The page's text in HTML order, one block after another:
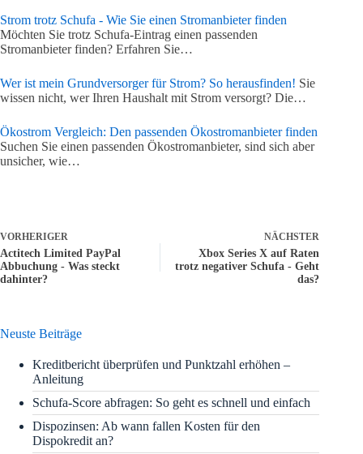
Strom trotz Schufa - Wie Sie einen Stromanbieter finden
Möchten Sie trotz Schufa-Eintrag einen passenden
Stromanbieter finden? Erfahren Sie…
Wer ist mein Grundversorger für Strom? So herausfinden! Sie
wissen nicht, wer Ihren Haushalt mit Strom versorgt? Die…
Ökostrom Vergleich: Den passenden Ökostromanbieter finden
Suchen Sie einen passenden Ökostromanbieter, sind sich aber
unsicher, wie…
VORHERIGER
Actitech Limited PayPal
Abbuchung - Was steckt
dahinter?
NÄCHSTER
Xbox Series X auf Raten
trotz negativer Schufa - Geht
das?
Neuste Beiträge
Kreditbericht überprüfen und Punktzahl erhöhen –
Anleitung
Schufa-Score abfragen: So geht es schnell und einfach
Dispozinsen: Ab wann fallen Kosten für den
Dispokredit an?